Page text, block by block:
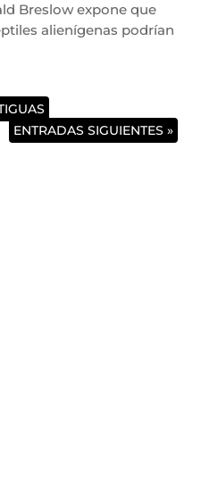
Breslow expone que
alienígenas podrían
ENTRADAS SIGUIENTES »